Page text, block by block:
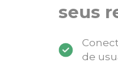
seus
de